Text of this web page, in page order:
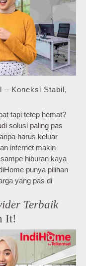
– Koneksi Stabil,
tapi tetep hemat?
solusi paling pas
harus keluar
internet makin
hiburan kaya
punya pilihan
yang pas di
Terbaik
It!